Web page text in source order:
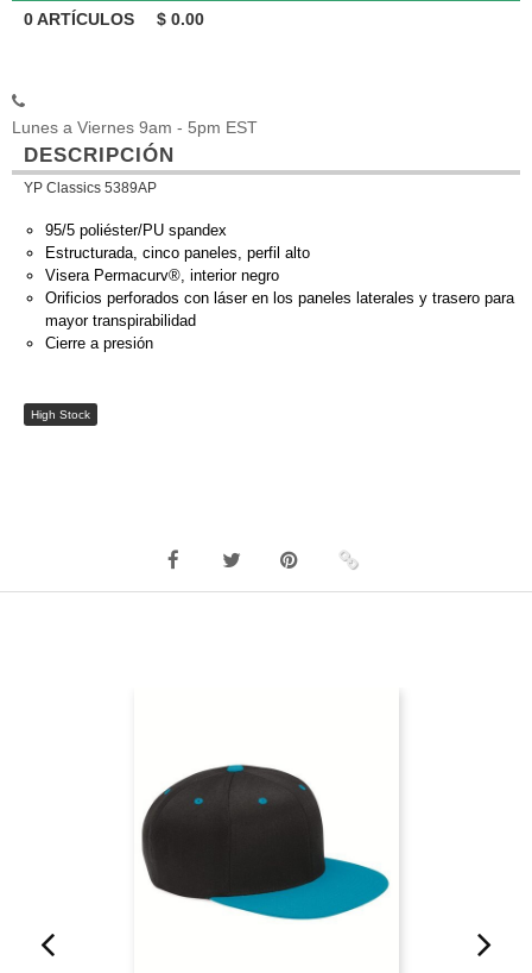
0ARTÍCULOS $ 0.00
Lunes a Viernes 9am - 5pm EST
DESCRIPCIÓN
YP Classics 5389AP
95/5 poliéster/PU spandex
Estructurada, cinco paneles, perfil alto
Visera Permacurv®, interior negro
Orificios perforados con láser en los paneles laterales y trasero para
mayor transpirabilidad
Cierre a presión
High Stock